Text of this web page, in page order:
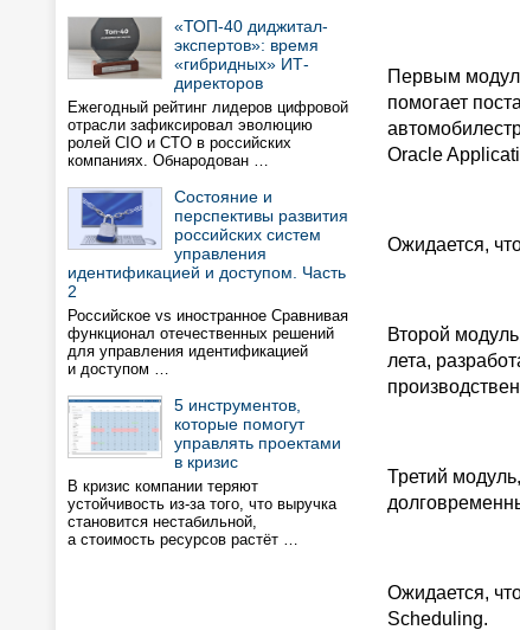
«ТОП-40 диджитал-
экспертов»: время
«гибридных» ИТ-
директоров
Ежегодный рейтинг лидеров цифровой
отрасли зафиксировал эволюцию
ролей CIO и CTO в российских
компаниях. Обнародован …
Состояние и
перспективы развития
российских систем
управления
идентификацией и доступом. Часть
2
Российское vs иностранное Сравнивая
функционал отечественных решений
для управления идентификацией
и доступом …
5 инструментов,
которые помогут
управлять проектами
в кризис
В кризис компании теряют
устойчивость из-за того, что выручка
становится нестабильной,
а стоимость ресурсов растёт …
Первым
помогает
Oracle
Ожидается,
Второй
лета,
Третий
Ожидается,
Scheduling.